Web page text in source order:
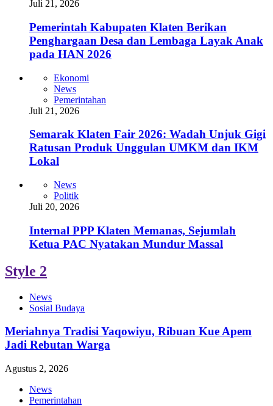
Juli 21, 2026
Pemerintah Kabupaten Klaten Berikan
Penghargaan Desa dan Lembaga Layak Anak
pada HAN 2026
Ekonomi
News
Pemerintahan
Juli 21, 2026
Semarak Klaten Fair 2026: Wadah Unjuk Gigi
Ratusan Produk Unggulan UMKM dan IKM
Lokal
News
Politik
Juli 20, 2026
Internal PPP Klaten Memanas, Sejumlah
Ketua PAC Nyatakan Mundur Massal
Style 2
News
Sosial Budaya
Meriahnya Tradisi Yaqowiyu, Ribuan Kue Apem
Jadi Rebutan Warga
Agustus 2, 2026
News
Pemerintahan